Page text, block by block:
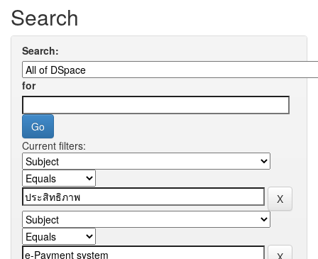
Search
Search:
for
Current filters: